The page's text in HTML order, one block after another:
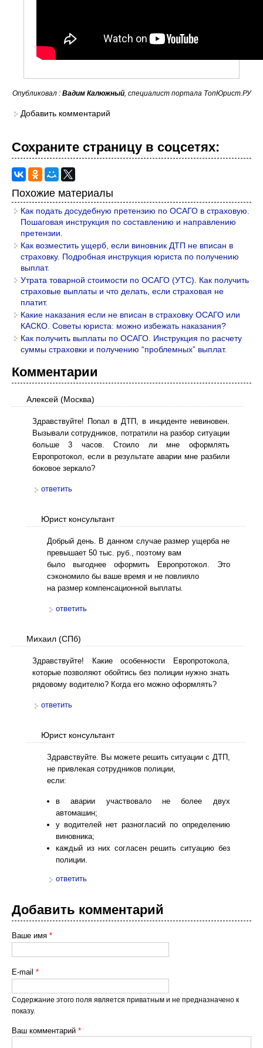
Опубликовал : Вадим Калюжный, специалист портала ТопЮрист.РУ
Добавить комментарий
Сохраните страницу в cоцcетях:
Похожие материалы
Как подать досудебную претензию по ОСАГО в страховую.
Пошаговая инструкция по составлению и направлению
претензии.
Как возместить ущерб, если виновник ДТП не вписан в
страховку. Подробная инструкция юриста по получению
выплат.
Утрата товарной стоимости по ОСАГО (УТС). Как получить
страховые выплаты и что делать, если страховая не
платит.
Какие наказания если не вписан в страховку ОСАГО или
КАСКО. Советы юриста: можно избежать наказания?
Как получить выплаты по ОСАГО. Инструкция по расчету
суммы страховки и получению “проблемных” выплат.
Комментарии
Алексей (Москва)
Здравствуйте! Попал в ДТП, в инциденте невиновен.
Вызывали сотрудников, потратили на разбор ситуации
больше 3 часов. Стоило ли мне оформлять
Европротокол, если в результате аварии мне разбили
боковое зеркало?
ответить
Юрист консультант
Добрый день. В данном случае размер ущерба не
превышает 50 тыс. руб., поэтому вам
было выгоднее оформить Европротокол. Это
сэкономило бы ваше время и не повлияло
на размер компенсационной выплаты.
ответить
Михаил (СПб)
Здравствуйте! Какие особенности Европротокола,
которые позволяют обойтись без полиции нужно знать
рядовому водителю? Когда его можно оформлять?
ответить
Юрист консультант
Здравствуйте. Вы можете решить ситуации с ДТП,
не привлекая сотрудников полиции,
если:
в аварии участвовало не более двух
автомашин;
у водителей нет разногласий по определению
виновника;
каждый из них согласен решить ситуацию без
полиции.
ответить
Добавить комментарий
Ваше имя *
E-mail *
Содержание этого поля является приватным и не предназначено к
показу.
Ваш комментарий *